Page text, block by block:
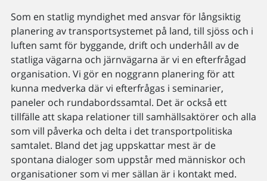
Som en statlig myndighet med ansvar för långsiktig
planering av transportsystemet på land, till sjöss och i
luften samt för byggande, drift och underhåll av de
statliga vägarna och järnvägarna är vi en efterfrågad
organisation. Vi gör en noggrann planering för att
kunna medverka där vi efterfrågas i seminarier,
paneler och rundabordssamtal. Det är också ett
tillfälle att skapa relationer till samhällsaktörer och alla
som vill påverka och delta i det transportpolitiska
samtalet. Bland det jag uppskattar mest är de
spontana dialoger som uppstår med människor och
organisationer som vi mer sällan är i kontakt med.